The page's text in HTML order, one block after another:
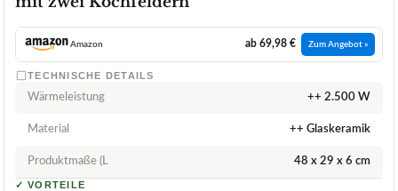
Amazon ab 69,98 € Zum Angebot »
TECHNISCHE DETAILS
Wärmeleistung ++ 2.500 W
Material ++ Glaskeramik
Produktmaße (L 48 x 29 x 6 cm
✓ VORTEILE